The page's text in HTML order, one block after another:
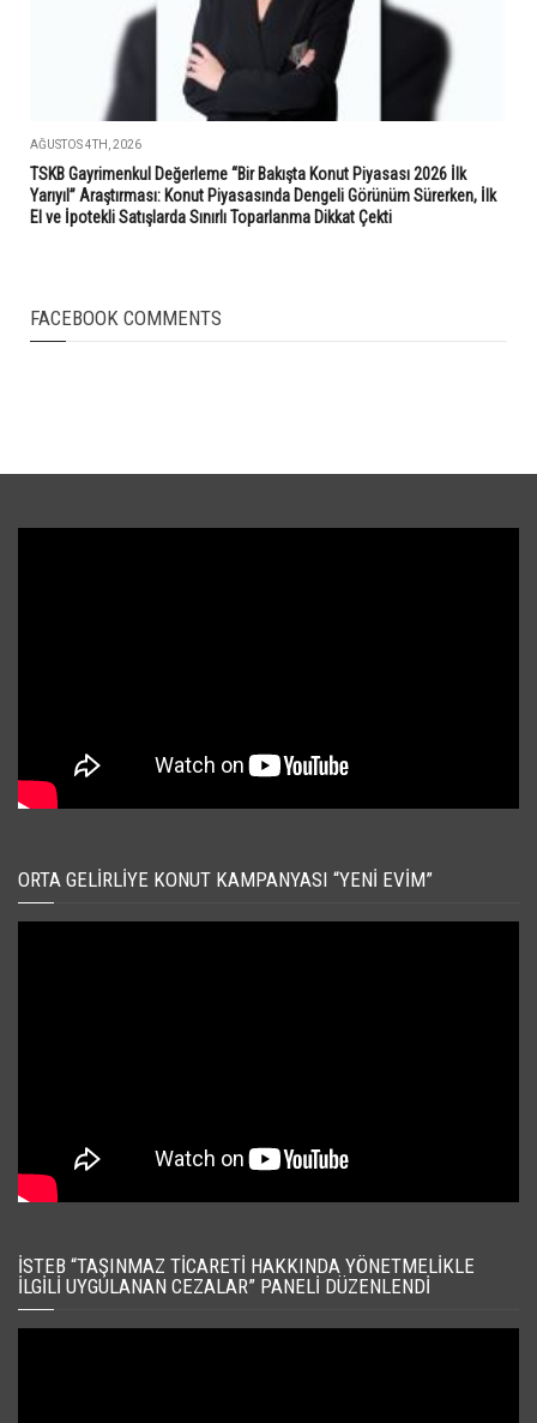
AĞUSTOS 4TH, 2026
TSKB Gayrimenkul Değerleme “Bir Bakışta Konut Piyasası 2026 İlk
Yarıyıl” Araştırması: Konut Piyasasında Dengeli Görünüm Sürerken, İlk
El ve İpotekli Satışlarda Sınırlı Toparlanma Dikkat Çekti
FACEBOOK COMMENTS
ORTA GELIRLIYE KONUT KAMPANYASI “YENI EVIM”
İSTEB “TAŞINMAZ TICARETI HAKKINDA YÖNETMELIKLE
İLGILI UYGULANAN CEZALAR” PANELI DÜZENLENDI